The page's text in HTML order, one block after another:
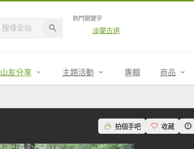
熱門關鍵字
淡蘭古道
山友分享 主題活動 專輯 商品
拍個手吧 收藏